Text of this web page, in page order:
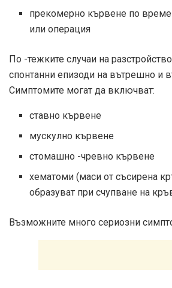
прекомерно кървене по
или операция
По -тежките случаи на
спонтанни епизоди на вътрешно и
Симптомите могат да включват:
ставно кървене
мускулно кървене
стомашно -чревно кървене
хематоми (маси от съсирена
образуват при счупване на
Възможните много сериозни